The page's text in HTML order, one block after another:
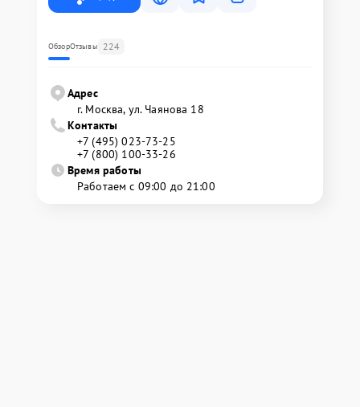
ОбзорОтзывы 224
Адрес
г. Москва, ул. Чаянова 18
Контакты
+7 (495) 023-73-25
+7 (800) 100-33-26
Время работы
Работаем с 09:00 до 21:00